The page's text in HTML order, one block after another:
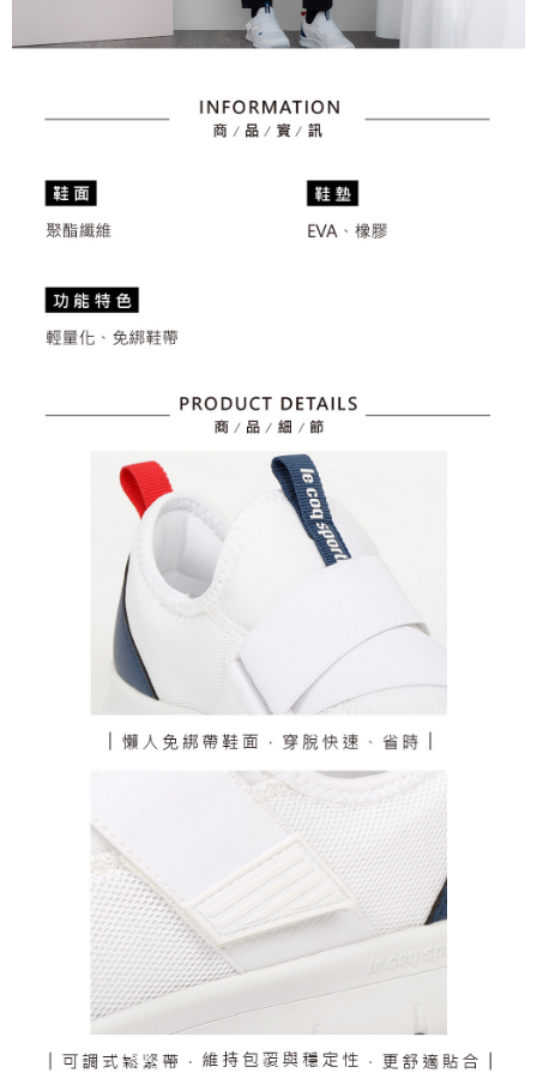
３．未成年的使用者請事先徵得法定代理人或監護人之同意方可使用
「AFTEE先享後付」，若未經同意申辦者引起之損失，本公司不負相關責
時審查核予不同之上限額度；若仍有額度不足之情形，本公司將視審查結果
請求用戶進行身份認證。
５．嚴禁一人註冊多個帳號或使用他人資訊註冊。若發現惡意使用之情形，